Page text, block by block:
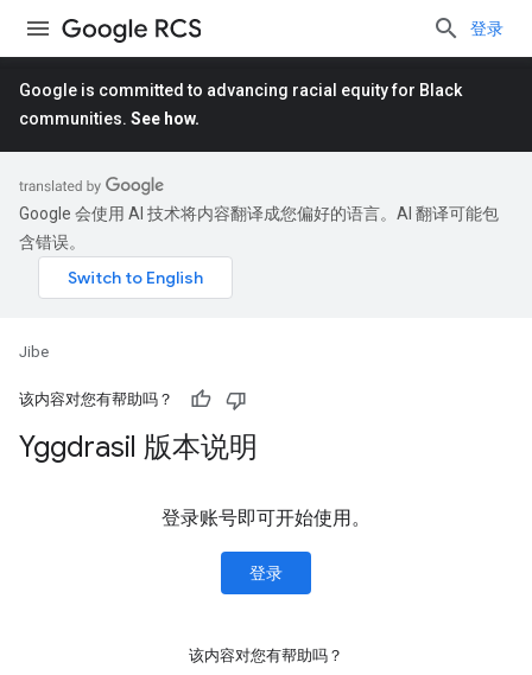
登录
Google is committed to advancing racial equity for Black
communities. See how.
Google 会使用 AI 技术将内容翻译成您偏好的语言。AI 翻译可能包
含错误。
Jibe
该内容对您有帮助吗？
Yggdrasil 版本说明
登录账号即可开始使用。
登录
该内容对您有帮助吗？